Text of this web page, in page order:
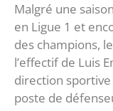
Malgré une
en Ligue 1 et
des champions,
l’effectif de Luis
direction
poste de